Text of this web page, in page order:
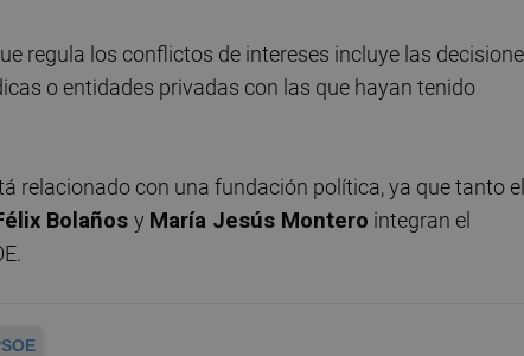
regula los conflictos de intereses incluye las
o entidades privadas con las que hayan tenido
relacionado con una fundación política, ya que tanto el
Bolaños y María Jesús Montero integran el